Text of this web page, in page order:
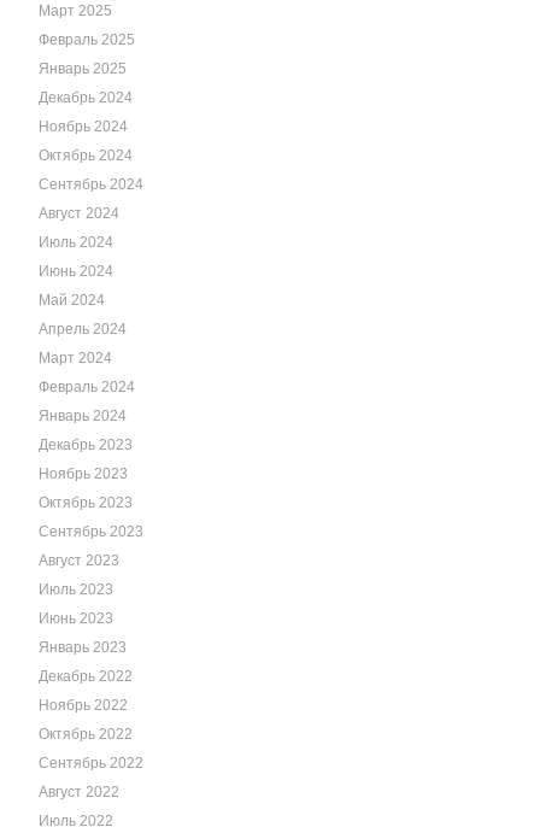
Март 2025
Февраль 2025
Январь 2025
Декабрь 2024
Ноябрь 2024
Октябрь 2024
Сентябрь 2024
Август 2024
Июль 2024
Июнь 2024
Май 2024
Апрель 2024
Март 2024
Февраль 2024
Январь 2024
Декабрь 2023
Ноябрь 2023
Октябрь 2023
Сентябрь 2023
Август 2023
Июль 2023
Июнь 2023
Январь 2023
Декабрь 2022
Ноябрь 2022
Октябрь 2022
Сентябрь 2022
Август 2022
Июль 2022